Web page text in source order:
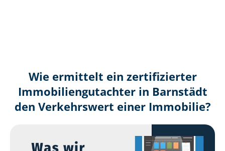
Wie ermittelt ein zertifizierter
Immobilien­gutachter in Barnstädt
den Verkehrswert einer Immobilie?